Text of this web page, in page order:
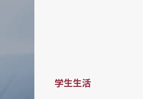
学生生活